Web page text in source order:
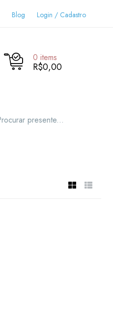
Blog Login / Cadastro
0 items
R$0,00